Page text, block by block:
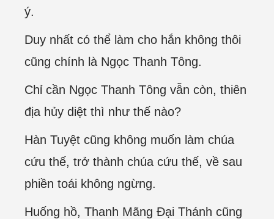
ý.
Duy nhất có thể làm cho hắn không thôi
cũng chính là Ngọc Thanh Tông.
Chỉ cần Ngọc Thanh Tông vẫn còn, thiên
địa hủy diệt thì như thế nào?
Hàn Tuyệt cũng không muốn làm chúa
cứu thế, trở thành chúa cứu thế, về sau
phiền toái không ngừng.
Huống hồ, Thanh Mãng Đại Thánh cũng